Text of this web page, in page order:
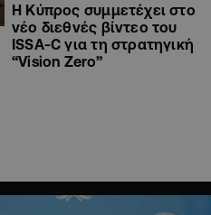
Η Κύπρος συμμετέχει στο
νέο διεθνές βίντεο του
ISSA-C για τη στρατηγική
“Vision Zero”